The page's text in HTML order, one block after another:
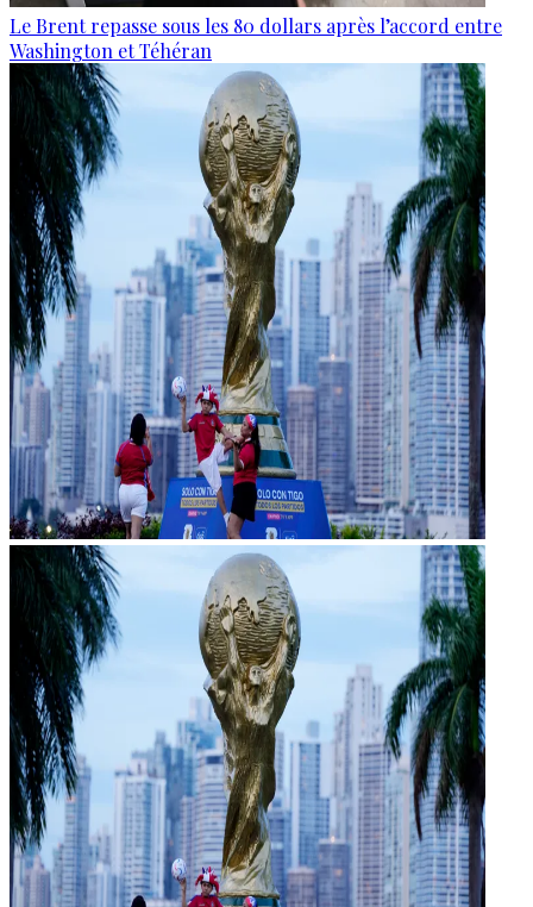
Le Brent repasse sous les 80 dollars après l’accord entre
Washington et Téhéran